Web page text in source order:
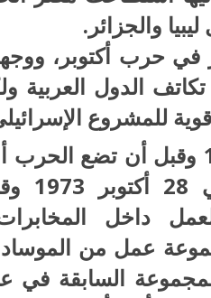
والجزائر.
حرب أكتوبر،
الدول العربية
للمشروع
في عام 1974 وقبل أن تضع
داخل المخابرات
عمل من الموساد